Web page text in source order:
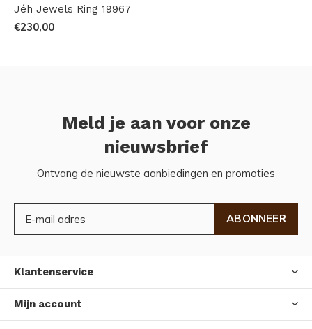
Jéh Jewels Ring 19967
€230,00
Meld je aan voor onze
nieuwsbrief
Ontvang de nieuwste aanbiedingen en promoties
ABONNEER
Klantenservice
Mijn account